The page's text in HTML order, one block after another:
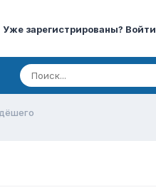
Уже зарегистрированы? Войти